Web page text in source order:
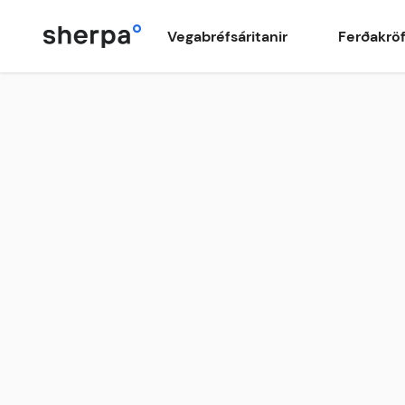
Vegabréfsáritanir